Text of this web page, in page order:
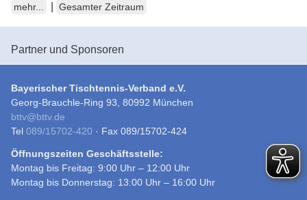
mehr...
Gesamter Zeitraum
Partner und Sponsoren
Bayerischer Tischtennis-Verband e.V.
Georg-Brauchle-Ring 93, 80992 München
bttv@bttv.de
Tel 089/15702-420 · Fax 089/15702-424
Öffnungszeiten Geschäftsstelle:
Montag bis Freitag: 9:00 Uhr – 12:00 Uhr
Montag bis Donnerstag: 13:00 Uhr – 16:00 Uhr